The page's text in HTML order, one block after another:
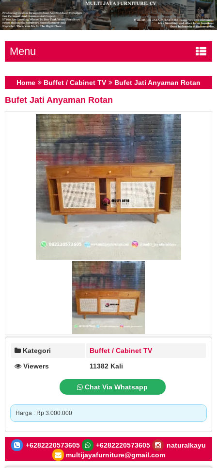
Menu
Home Buffet / Cabinet TV Bufet Jati Anyaman Rotan
Bufet Jati Anyaman Rotan
Kategori
Buffet / Cabinet TV
Viewers
11382 Kali
Chat Via Whatsapp
Harga : Rp 3.000.000
+6282220573605 +6282220573605
naturalkayu
multijayafurniture@gmail.com